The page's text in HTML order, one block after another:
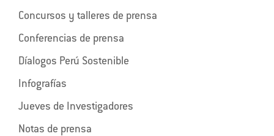
Concursos y talleres de prensa
Conferencias de prensa
Díalogos Perú Sostenible
Infografías
Jueves de Investigadores
Notas de prensa